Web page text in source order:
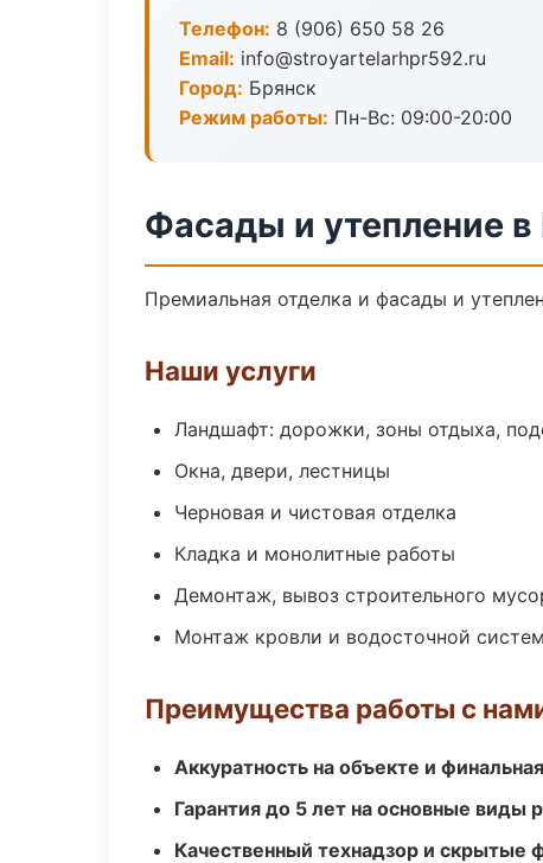
Телефон: 8 (906) 650 58 26
Email: info@stroyartelarhpr592.ru
Город: Брянск
Режим работы: Пн-Вс: 09:00-20:00
Фасады и утепление в
Премиальная отделка и фасады и
Наши услуги
Ландшафт: дорожки, зоны отдыха,
Окна, двери, лестницы
Черновая и чистовая отделка
Кладка и монолитные работы
Демонтаж, вывоз строительного
Монтаж кровли и водосточной
Преимущества работы с
Аккуратность на объекте и
Гарантия до 5 лет на основные виды
Качественный технадзор и скрытые